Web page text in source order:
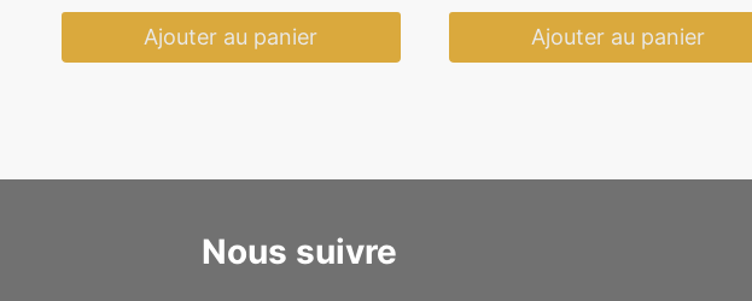
Ajouter au panier Ajouter au panier
Nous suivre